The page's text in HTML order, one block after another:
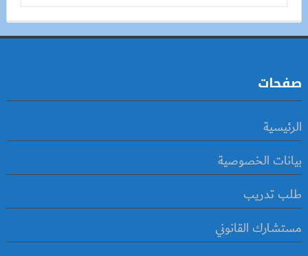
صفحات
الرئيسية
بيانات الخصوصية
طلب تدريب
مستشارك القانوني